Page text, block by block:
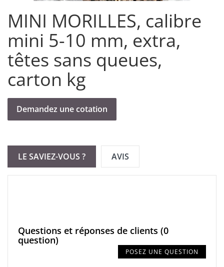
MINI MORILLES, calibre
mini 5-10 mm, extra,
têtes sans queues,
carton kg
Demandez une cotation
LE SAVIEZ-VOUS ? AVIS
Questions et réponses de clients (0
question)
POSEZ UNE QUESTION